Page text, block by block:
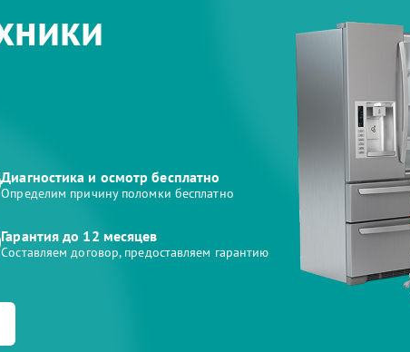
Диагностика и осмотр бесплатно
Определим причину поломки бесплатно
Гарантия до 12 месяцев
Составляем договор, предоставляем гарантию